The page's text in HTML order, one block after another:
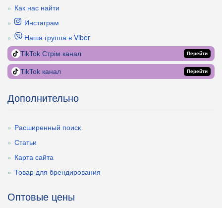
Как нас найти
Инстаграм
Наша группа в Viber
TikTok Стрім канал Перейти
TikTok канал Перейти
Дополнительно
Расширенный поиск
Статьи
Карта сайта
Товар для брендирования
Оптовые цены